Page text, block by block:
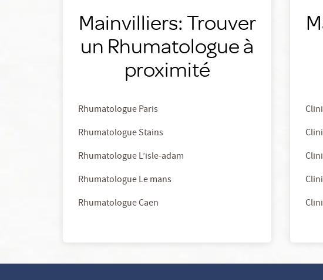
Mainvilliers: Trouver
un Rhumatologue à
proximité
Rhumatologue Paris
Rhumatologue Stains
Rhumatologue L’isle-adam
Rhumatologue Le mans
Rhumatologue Caen